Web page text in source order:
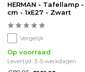
HERMAN - Tafellamp
cm - 1xE27 - Zwart
Vergelijk
Op voorraad
Levertijd: 3-5 werkdagen